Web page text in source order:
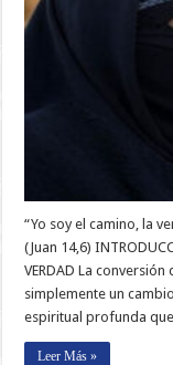
“Yo soy el camino, la
(Juan 14,6)
VERDAD La
simplemente un
espiritual profunda
Leer Más »